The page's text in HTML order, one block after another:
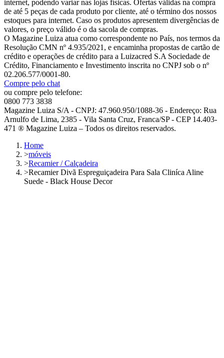
internet, podendo variar nas lojas físicas. Ofertas válidas na compra
de até 5 peças de cada produto por cliente, até o término dos nossos
estoques para internet. Caso os produtos apresentem divergências de
valores, o preço válido é o da sacola de compras.
O Magazine Luiza atua como correspondente no País, nos termos da
Resolução CMN nº 4.935/2021, e encaminha propostas de cartão de
crédito e operações de crédito para a Luizacred S.A Sociedade de
Crédito, Financiamento e Investimento inscrita no CNPJ sob o nº
02.206.577/0001-80.
Compre pelo chat
ou compre pelo telefone:
0800 773 3838
Magazine Luiza S/A - CNPJ: 47.960.950/1088-36 - Endereço: Rua
Arnulfo de Lima, 2385 - Vila Santa Cruz, Franca/SP - CEP 14.403-
471 ® Magazine Luiza – Todos os direitos reservados.
Home
>móveis
>Recamier / Calçadeira
>Recamier Divã Espreguiçadeira Para Sala Cliníca Aline
Suede - Black House Decor